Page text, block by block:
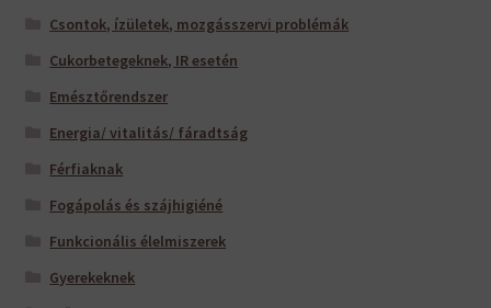
Csontok, ízületek, mozgásszervi problémák
Cukorbetegeknek, IR esetén
Emésztőrendszer
Energia/ vitalitás/ fáradtság
Férfiaknak
Fogápolás és szájhigiéné
Funkcionális élelmiszerek
Gyerekeknek